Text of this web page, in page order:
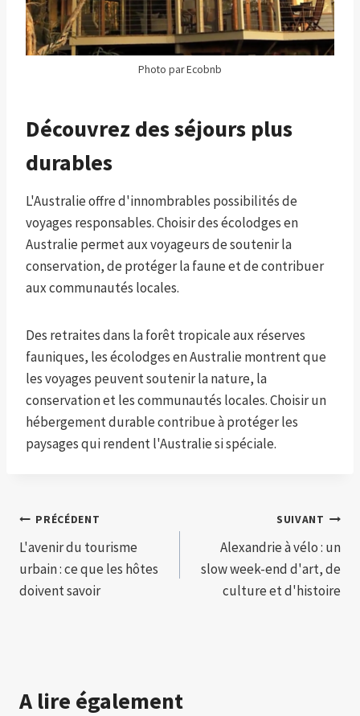
Photo par Ecobnb
Découvrez des séjours plus
durables
L'Australie offre d'innombrables possibilités de
voyages responsables. Choisir des écolodges en
Australie permet aux voyageurs de soutenir la
conservation, de protéger la faune et de contribuer
aux communautés locales.
Des retraites dans la forêt tropicale aux réserves
fauniques, les écolodges en Australie montrent que
les voyages peuvent soutenir la nature, la
conservation et les communautés locales. Choisir un
hébergement durable contribue à protéger les
paysages qui rendent l'Australie si spéciale.
Navigation
de
l’article
PRÉCÉDENT
L'avenir du tourisme
urbain : ce que les hôtes
doivent savoir
SUIVANT
Alexandrie à vélo : un
slow week-end d'art, de
culture et d'histoire
A lire également